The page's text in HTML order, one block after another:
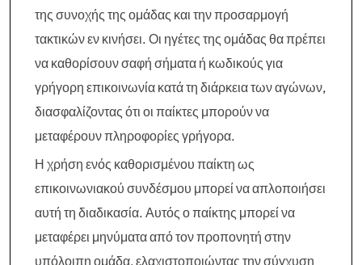
της συνοχής της ομάδας και την προσαρμογή
τακτικών εν κινήσει. Οι ηγέτες της ομάδας θα πρέπει
να καθορίσουν σαφή σήματα ή κωδικούς για
γρήγορη επικοινωνία κατά τη διάρκεια των αγώνων,
διασφαλίζοντας ότι οι παίκτες μπορούν να
μεταφέρουν πληροφορίες γρήγορα.
Η χρήση ενός καθορισμένου παίκτη ως
επικοινωνιακού συνδέσμου μπορεί να απλοποιήσει
αυτή τη διαδικασία. Αυτός ο παίκτης μπορεί να
μεταφέρει μηνύματα από τον προπονητή στην
υπόλοιπη ομάδα, ελαχιστοποιώντας την σύγχυση